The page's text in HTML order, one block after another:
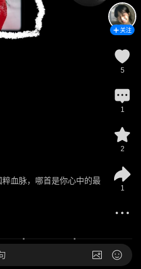
血脉，哪首是你心中的最
关注
5
1
2
1